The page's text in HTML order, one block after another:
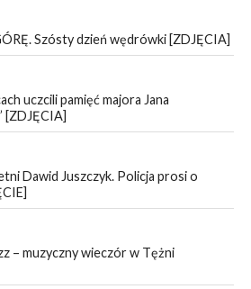
Szósty dzień wędrówki [ZDJĘCIA]
uczcili pamięć majora Jana
[ZDJĘCIA]
Dawid Juszczyk. Policja prosi o
– muzyczny wieczór w Tężni